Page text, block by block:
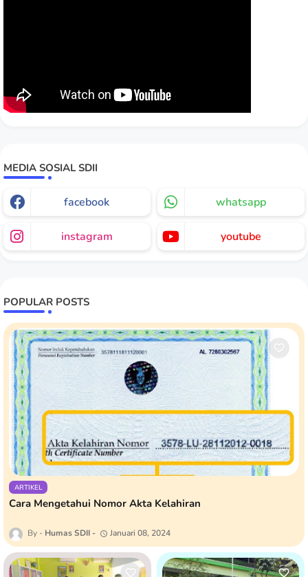
MEDIA SOSIAL SDII
facebook whatsapp
instagram youtube
POPULAR POSTS
ARTIKEL
Cara Mengetahui Nomor Akta Kelahiran
Humas SDII Januari 08, 2024